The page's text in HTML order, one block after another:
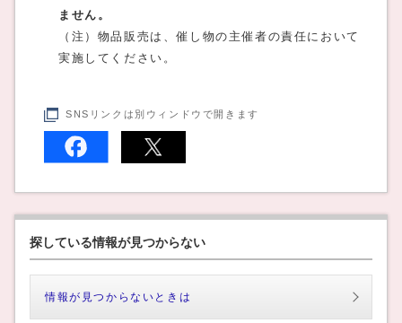
ません。
（注）物品販売は、催し物の主催者の責任において
実施してください。
SNSリンクは別ウィンドウで開きます
探している情報が見つからない
情報が見つからないときは